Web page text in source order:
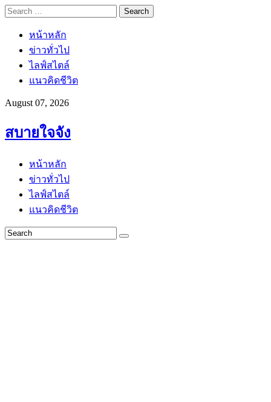
Search
for:
หน้าหลัก
ข่าวทั่วไป
ไลฟ์สไตล์
แนวคิดชีวิต
August 07, 2026
สบายใจจัง
หน้าหลัก
ข่าวทั่วไป
ไลฟ์สไตล์
แนวคิดชีวิต